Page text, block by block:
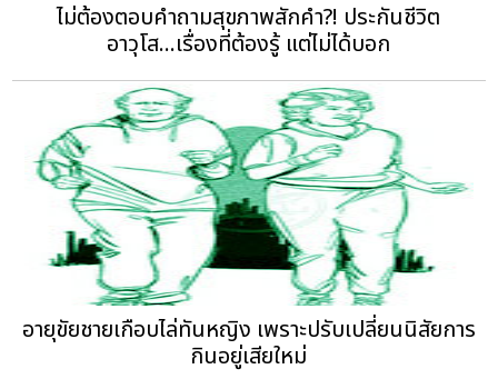
ไม่ต้องตอบคำถามสุขภาพสักคำ?! ประกันชีวิต
อาวุโส...เรื่องที่ต้องรู้ แต่ไม่ได้บอก
อายุขัยชายเกือบไล่ทันหญิง เพราะปรับเปลี่ยนนิสัยการ
กินอยู่เสียใหม่